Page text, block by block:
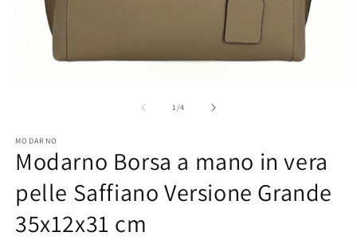
finestra
modale
1/su
4
MODARNO
Modarno Borsa a mano in vera
pelle Saffiano Versione Grande
35x12x31 cm